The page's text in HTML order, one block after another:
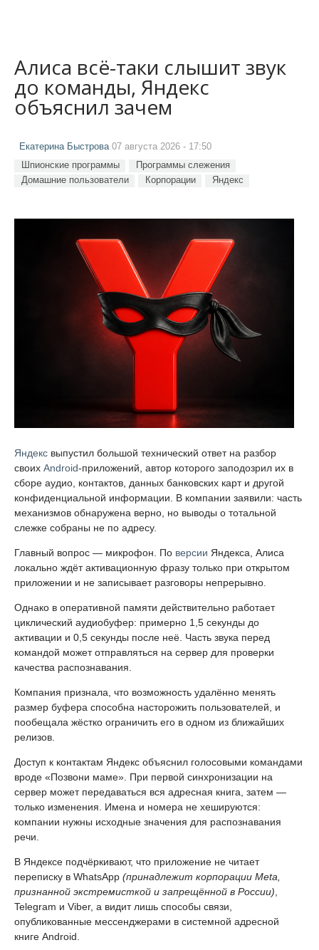
Алиса всё-таки слышит звук
до команды, Яндекс
объяснил зачем
Екатерина Быстрова 07 августа 2026 - 17:50
Шпионские программы
Программы слежения
Домашние пользователи
Корпорации Яндекс
Яндекс выпустил большой технический ответ на разбор
своих Android-приложений, автор которого заподозрил их в
сборе аудио, контактов, данных банковских карт и другой
конфиденциальной информации. В компании заявили: часть
механизмов обнаружена верно, но выводы о тотальной
слежке собраны не по адресу.
Главный вопрос — микрофон. По версии Яндекса, Алиса
локально ждёт активационную фразу только при открытом
приложении и не записывает разговоры непрерывно.
Однако в оперативной памяти действительно работает
циклический аудиобуфер: примерно 1,5 секунды до
активации и 0,5 секунды после неё. Часть звука перед
командой может отправляться на сервер для проверки
качества распознавания.
Компания признала, что возможность удалённо менять
размер буфера способна насторожить пользователей, и
пообещала жёстко ограничить его в одном из ближайших
релизов.
Доступ к контактам Яндекс объяснил голосовыми командами
вроде «Позвони маме». При первой синхронизации на
сервер может передаваться вся адресная книга, затем —
только изменения. Имена и номера не хешируются:
компании нужны исходные значения для распознавания
речи.
В Яндексе подчёркивают, что приложение не читает
переписку в WhatsApp (принадлежит корпорации Meta,
признанной экстремисткой и запрещённой в России),
Telegram и Viber, а видит лишь способы связи,
опубликованные мессенджерами в системной адресной
книге Android.